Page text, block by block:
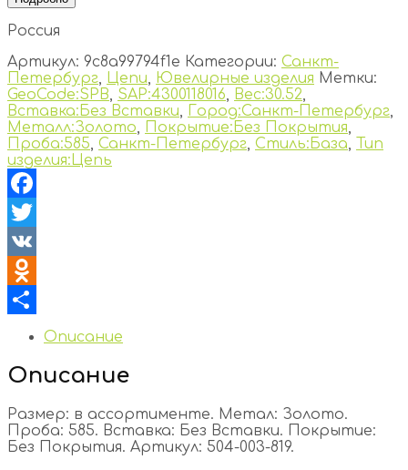
Россия
Артикул: 9c8a99794f1e Категории: Санкт-
Петербург, Цепи, Ювелирные изделия Метки:
GeoCode:SPB, SAP:4300118016, Вес:30.52,
Вставка:Без Вставки, Город:Санкт-Петербург,
Металл:Золото, Покрытие:Без Покрытия,
Проба:585, Санкт-Петербург, Стиль:База, Тип
изделия:Цепь
Facebook
Twitter
VK
Odnoklassniki
Отправить
Описание
Описание
Размер: в ассортименте. Метал: Золото.
Проба: 585. Вставка: Без Вставки. Покрытие:
Без Покрытия. Артикул: 504-003-819.